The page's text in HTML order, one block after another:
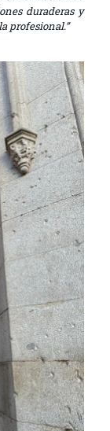
duraderas y
profesional.”